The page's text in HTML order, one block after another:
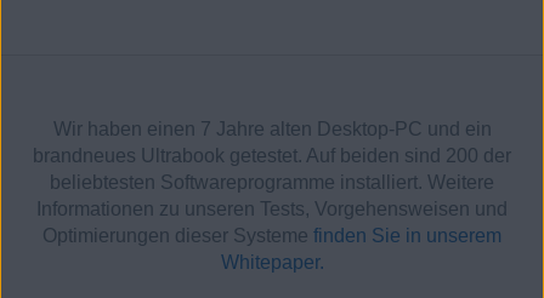
Wir haben einen 7 Jahre alten Desktop-PC und ein
brandneues Ultrabook getestet. Auf beiden sind 200 der
beliebtesten Softwareprogramme installiert. Weitere
Informationen zu unseren Tests, Vorgehensweisen und
Optimierungen dieser Systeme finden Sie in unserem
Whitepaper.